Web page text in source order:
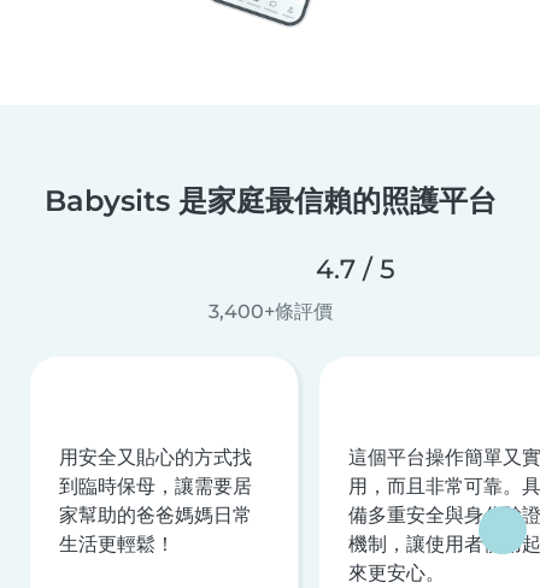
Babysits 是家庭最信賴的照護平台
4.7 / 5
3,400+條評價
用安全又貼心的方式找
到臨時保母，讓需要居
家幫助的爸爸媽媽日常
生活更輕鬆！
這個平台操作簡單又實
用，而且非常可靠。具
備多重安全與身分驗證
機制，讓使用者使用起
來更安心。